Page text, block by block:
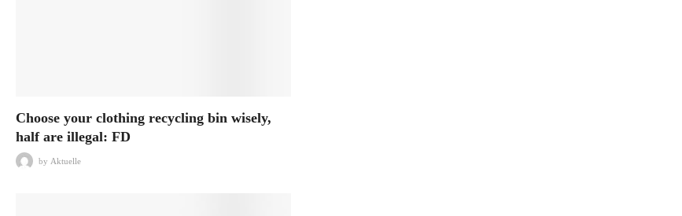
Choose your clothing recycling bin wisely,
half are illegal: FD
by Aktuelle